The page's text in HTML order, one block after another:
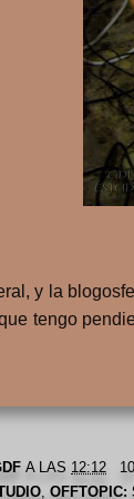
y la
tengo
A LAS 12:12
,OFFTOPIC: